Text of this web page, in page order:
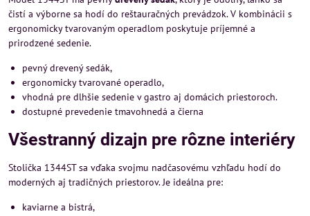
čistí a výborne sa hodí do reštauračných prevádzok. V kombinácii s
ergonomicky tvarovaným operadlom poskytuje príjemné a
prirodzené sedenie.
pevný drevený sedák,
ergonomicky tvarované operadlo,
vhodná pre dlhšie sedenie v gastro aj domácich priestoroch.
dostupné prevedenie tmavohnedá a čierna
Všestranný dizajn pre rôzne interiéry
Stolička 1344ST sa vďaka svojmu nadčasovému vzhľadu hodí do
moderných aj tradičných priestorov. Je ideálna pre:
kaviarne a bistrá,